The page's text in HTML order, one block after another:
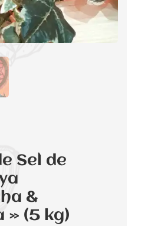
Sel de
&
» (5 kg)